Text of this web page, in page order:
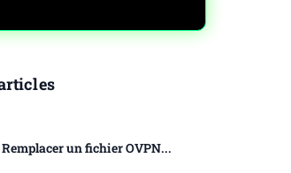
Remplacer un fichier OVPN...